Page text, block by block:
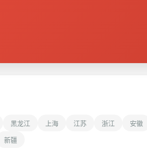
黑龙江 上海 江苏 浙江 安徽
新疆